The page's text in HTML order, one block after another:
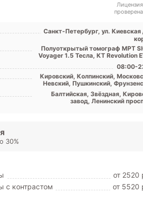
Лицензия
проверена
Санкт-Петербург, ул. Киевская
Полуоткрытый томограф МРТ
Voyager 1.5 Тесла, КТ Revolution
08:00-
Кировский, Колпинский,
Невский, Пушкинский,
Центральный, Лен.
Балтийская, Звёздная,
завод, Ленинский
30%
от 2520
с контрастом
от 5520